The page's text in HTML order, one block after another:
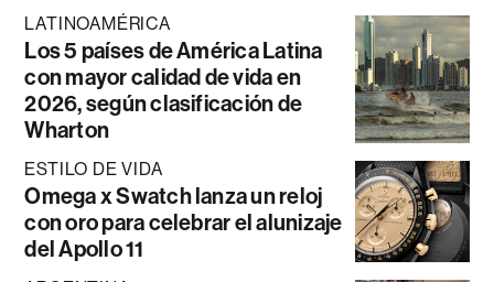
LATINOAMÉRICA
Los 5 países de América Latina
con mayor calidad de vida en
2026, según clasificación de
Wharton
ESTILO DE VIDA
Omega x Swatch lanza un reloj
con oro para celebrar el alunizaje
del Apollo 11